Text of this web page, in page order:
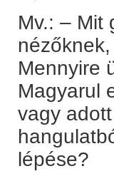
Mv.: – Mit
Mennyire
Magyarul
vagy
lépése?